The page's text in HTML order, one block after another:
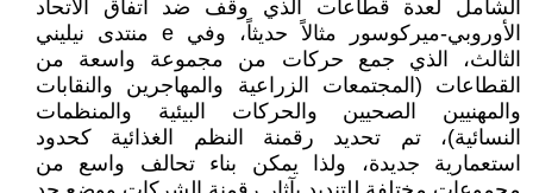
الشامل لعدة قطاعات الذي وقف ضد اتفاق الاتحاد
الأوروبي-ميركوسور مثالاً حديثاً، وفي e منتدى نيليني
الثالث، الذي جمع حركات من مجموعة واسعة من
القطاعات (المجتمعات الزراعية والمهاجرين والنقابات
والمهنيين الصحيين والحركات البيئية والمنظمات
النسائية)، تم تحديد رقمنة النظم الغذائية كحدود
استعمارية جديدة، ولذا يمكن بناء تحالف واسع من